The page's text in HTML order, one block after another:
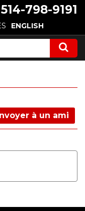
514-798-9191
ENGLISH
à un ami